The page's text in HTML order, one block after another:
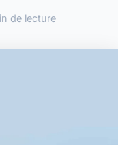
de lecture